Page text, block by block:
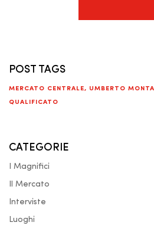
POST TAGS
MERCATO CENTRALE, UMBERTO
QUALIFICATO
CATEGORIE
I Magnifici
Il Mercato
Interviste
Luoghi